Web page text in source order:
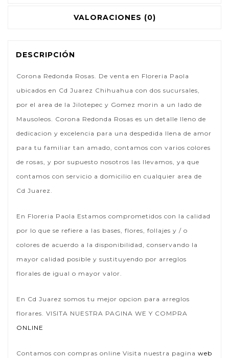
VALORACIONES (0)
DESCRIPCIÓN
Corona Redonda Rosas. De venta en Floreria Paola
ubicados en Cd Juarez Chihuahua con dos sucursales,
por el area de la Jilotepec y Gomez morin a un lado de
Mausoleos. Corona Redonda Rosas es un detalle lleno de
dedicacion y excelencia para una despedida llena de amor
para tu familiar tan amado, contamos con varios colores
de rosas, y por supuesto nosotros las llevamos, ya que
contamos con servicio a domicilio en cualquier area de
Cd Juarez.
En Floreria Paola Estamos comprometidos con la calidad
por lo que se refiere a las bases, flores, follajes y / o
colores de acuerdo a la disponibilidad, conservando la
mayor calidad posible y sustituyendo por arreglos
florales de igual o mayor valor.
En Cd Juarez somos tu mejor opcion para arreglos
florares. VISITA NUESTRA PAGINA WE Y COMPRA
ONLINE
Contamos con compras online Visita nuestra pagina web